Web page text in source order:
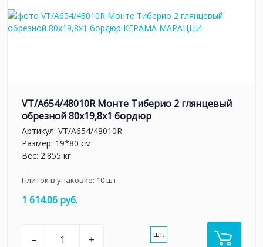
VT/A654/48010R Монте Тиберио 2 глянцевый
обрезной 80x19,8x1 бордюр
Артикул: VT/A654/48010R
Размер: 19*80 см
Вес: 2.855 кг
Плиток в упаковке: 10шт
1 614.06 руб.
– + шт.